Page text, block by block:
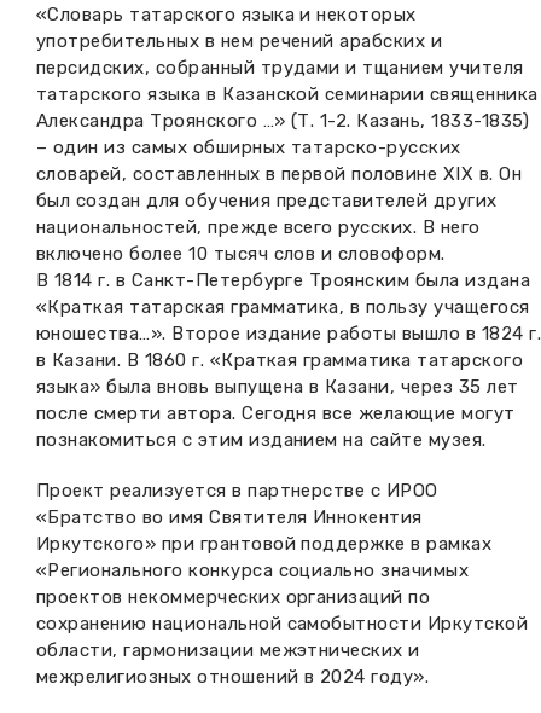
«Словарь татарского языка и некоторых
употребительных в нем речений арабских и
персидских, собранный трудами и тщанием учителя
татарского языка в Казанской семинарии священника
Александра Троянского …» (Т. 1-2. Казань, 1833-1835)
– один из самых обширных татарско-русских
словарей, составленных в первой половине XIX в. Он
был создан для обучения представителей других
национальностей, прежде всего русских. В него
включено более 10 тысяч слов и словоформ.
В 1814 г. в Санкт-Петербурге Троянским была издана
«Краткая татарская грамматика, в пользу учащегося
юношества…». Второе издание работы вышло в 1824 г.
в Казани. В 1860 г. «Краткая грамматика татарского
языка» была вновь выпущена в Казани, через 35 лет
после смерти автора. Сегодня все желающие могут
познакомиться с этим изданием на сайте музея.
Проект реализуется в партнерстве с ИРОО
«Братство во имя Святителя Иннокентия
Иркутского» при грантовой поддержке в рамках
«Регионального конкурса социально значимых
проектов некоммерческих организаций по
сохранению национальной самобытности Иркутской
области, гармонизации межэтнических и
межрелигиозных отношений в 2024 году».